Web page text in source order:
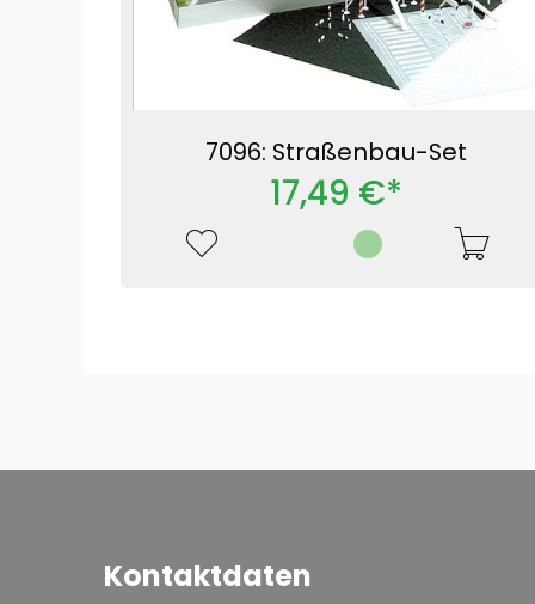
7096: Straßenbau-Set
17,49 €*
Kontaktdaten